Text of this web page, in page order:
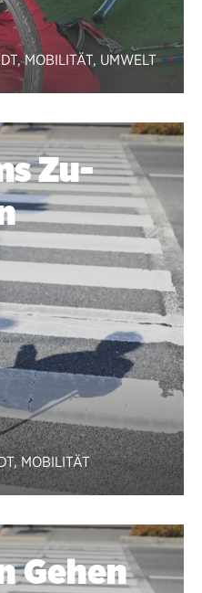
,MOBILITÄT, UMWELT
Zu-
,MOBILITÄT
Gehen